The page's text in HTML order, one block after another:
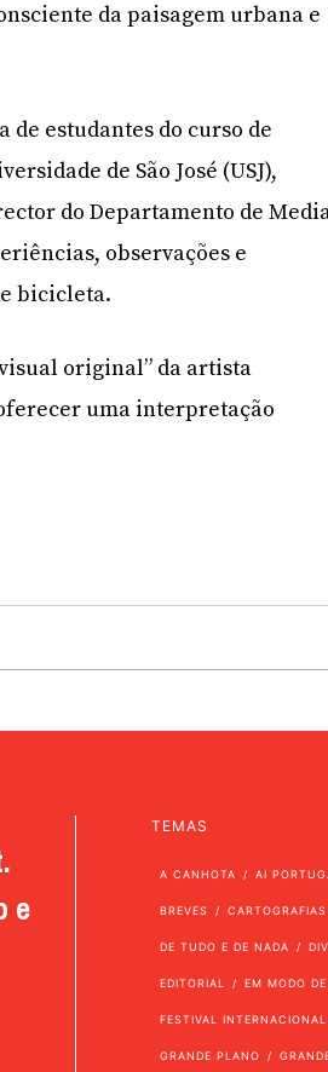
da paisagem urbana e
estudantes do curso de
de São José (USJ),
do Departamento de
observações e
bicicleta.
original” da artista
uma interpretação
e
TEMAS
A CANHOTA AI
BREVES CARTOGRAFIAS
DE TUDO E DE NADA
EDITORIAL EM MODO
FESTIVAL
GRANDE PLANO